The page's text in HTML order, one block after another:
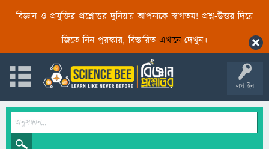
বিজ্ঞান ও প্রযুক্তির প্রশ্নোত্তর দুনিয়ায় আপনাকে স্বাগতম! প্রশ্ন-উত্তর দিয়ে
জিতে নিন পুরস্কার, বিস্তারিত এখানেদেখুন।
লগ ইন